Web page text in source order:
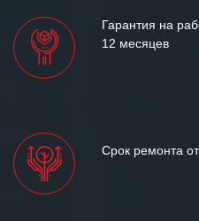
Гарантия на
12 месяцев
Срок ремонта